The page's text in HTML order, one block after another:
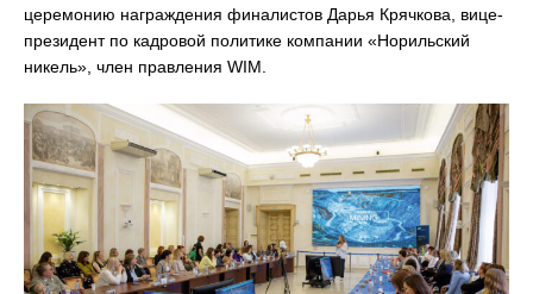
церемонию награждения финалистов Дарья Крячкова, вице-
президент по кадровой политике компании «Норильский
никель», член правления WIM.